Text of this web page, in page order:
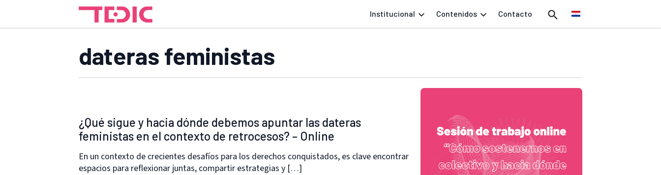
Institucional Contenidos Contacto
dateras feministas
¿Qué sigue y hacia dónde debemos apuntar las dateras
feministas en el contexto de retrocesos? – Online
En un contexto de crecientes desafíos para los derechos conquistados, es clave encontrar
espacios para reflexionar juntas, compartir estrategias y […]